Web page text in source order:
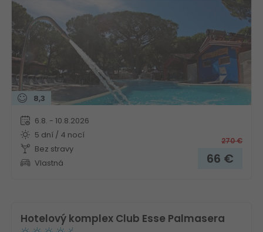
8,3
6.8. - 10.8.2026
5 dní / 4 nocí
Bez stravy
Vlastná
270€
66 €
Hotelový komplex Club Esse Palmasera